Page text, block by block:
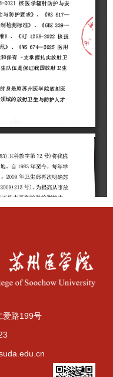
爱路199号